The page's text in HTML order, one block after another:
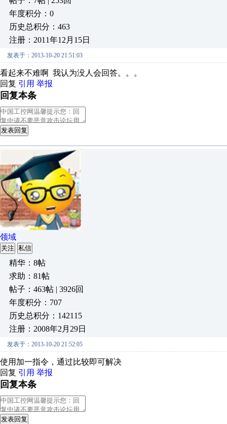
年度积分：0
历史总积分：463
注册：2011年12月15日
发表于：2013-10-20 21:51:03
看起来不难啊 我认为没人会回答。。。
回复 引用 举报
回复本条
发表回复
领域
关注 私信
精华：8帖
求助：81帖
帖子：463帖 | 3926回
年度积分：707
历史总积分：142115
注册：2008年2月29日
发表于：2013-10-20 21:52:05
使用加一指令，通过比较即可解决
回复 引用 举报
回复本条
发表回复